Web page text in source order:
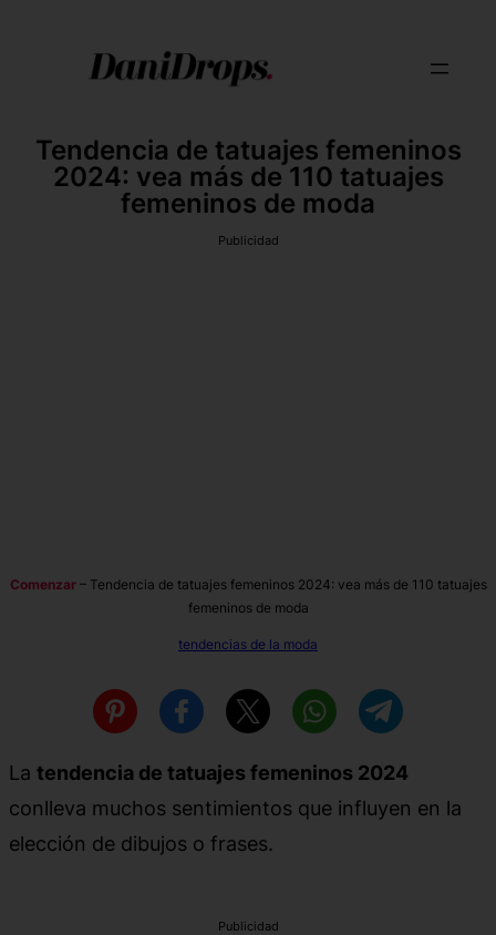
Tendencia de tatuajes femeninos
2024: vea más de 110 tatuajes
femeninos de moda
Publicidad
Comenzar– Tendencia de tatuajes femeninos 2024: vea más de 110 tatuajes
femeninos de moda
tendencias de la moda
La tendencia de tatuajes femeninos 2024
conlleva muchos sentimientos que influyen en la
elección de dibujos o frases.
Publicidad